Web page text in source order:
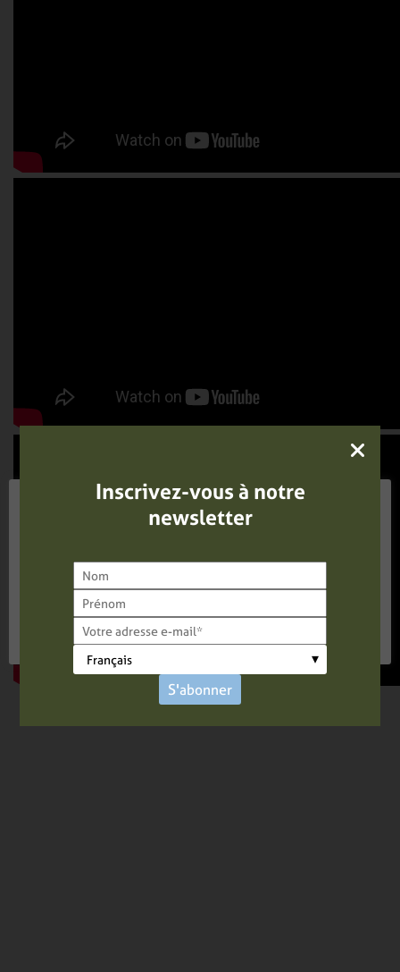
Inscrivez-vous à notre
newsletter
S'abonner
Notre site utilise des cookies (ou témoins de
connexion) pour vous garantir une expérience
visites renouvelées. En cliquant sur « Autoriser », vous
nous donnez votre accord pour utiliser TOUS les
cookies.
Paramétrer